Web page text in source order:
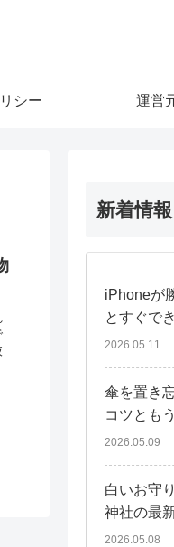
シー 運営
新着情報
iPhoneが
とすぐで
2026.05.11
傘を置き
コツとも
2026.05.09
白いお守
神社の最
2026.05.08